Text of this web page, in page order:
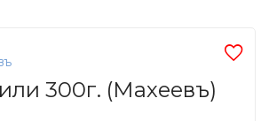
300г. (Махеевъ)